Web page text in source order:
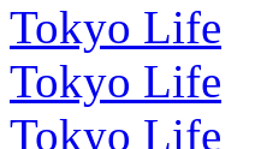
Tokyo Life
Tokyo Life
Tokyo Life